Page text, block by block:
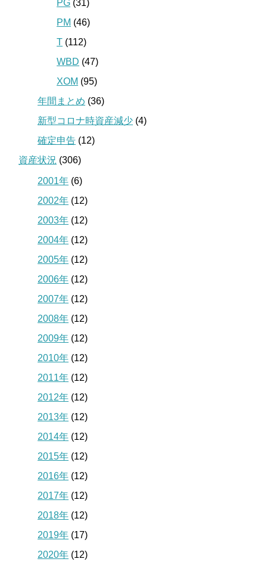
PG (31)
PM (46)
T (112)
WBD (47)
XOM (95)
年間まとめ (36)
新型コロナ時資産減少 (4)
確定申告 (12)
資産状況 (306)
2001年 (6)
2002年 (12)
2003年 (12)
2004年 (12)
2005年 (12)
2006年 (12)
2007年 (12)
2008年 (12)
2009年 (12)
2010年 (12)
2011年 (12)
2012年 (12)
2013年 (12)
2014年 (12)
2015年 (12)
2016年 (12)
2017年 (12)
2018年 (12)
2019年 (17)
2020年 (12)